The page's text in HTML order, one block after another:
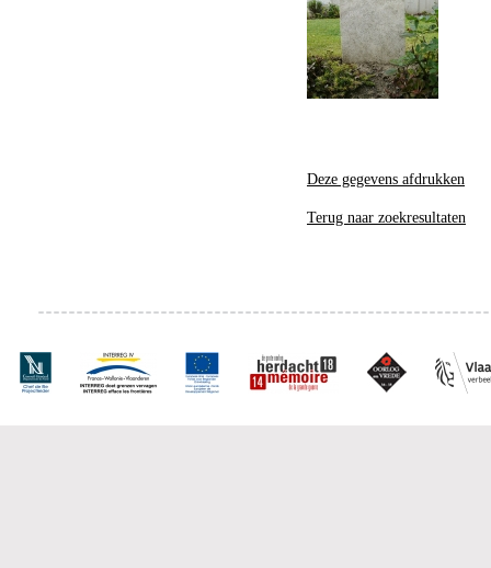
Deze gegevens afdrukken
Terug naar zoekresultaten